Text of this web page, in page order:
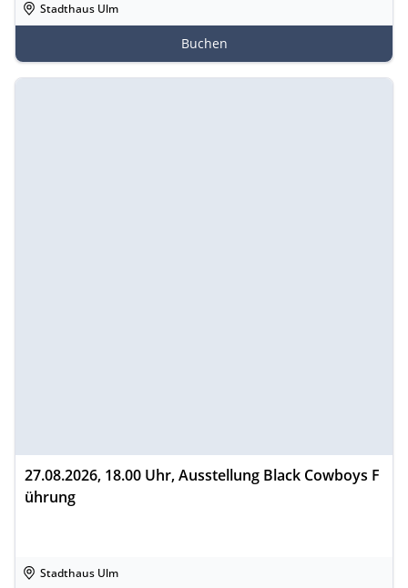
Stadthaus Ulm
Buchen
27.08.2026, 18.00 Uhr, Ausstellung Black Cowboys F
ührung
Stadthaus Ulm